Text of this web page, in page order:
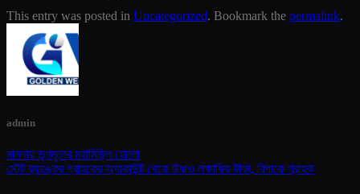
This entry was posted in Uncategorized. Bookmark the permalink.
admin
মালদায় তৃণমূলের মহামিছিল হোলো
স্টেট ব্যাঙ্কের গ্রাহকের অ্যাকাউন্ট থেকে উধাও লক্ষাধিক টাকা, বিপাকে গ্রাহক